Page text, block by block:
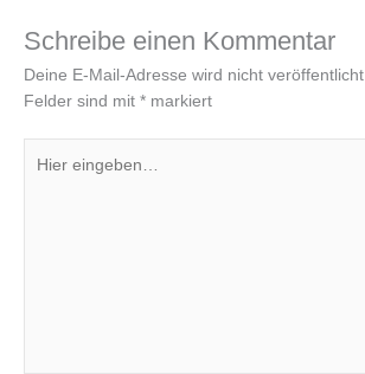
Schreibe einen Kommentar
Deine E-Mail-Adresse wird nicht veröffentlicht.
Felder sind mit * markiert
eingeben…